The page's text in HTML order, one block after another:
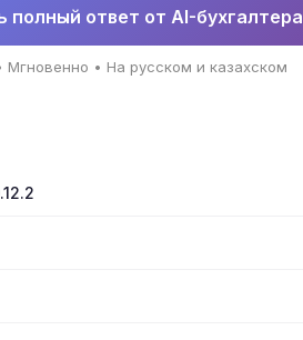
полный ответ от AI-бухгалтера
Мгновенно • На русском и казахском